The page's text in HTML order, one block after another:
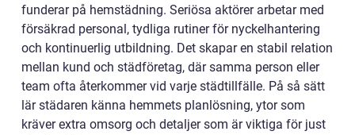
funderar på hemstädning. Seriösa aktörer arbetar med
försäkrad personal, tydliga rutiner för nyckelhantering
och kontinuerlig utbildning. Det skapar en stabil relation
mellan kund och städföretag, där samma person eller
team ofta återkommer vid varje städtillfälle. På så sätt
lär städaren känna hemmets planlösning, ytor som
kräver extra omsorg och detaljer som är viktiga för just